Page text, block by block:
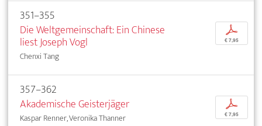
351–355
Die Weltgemeinschaft: Ein Chinese
liest Joseph Vogl
Chenxi Tang
p
€ 7,95
357–362
Akademische Geisterjäger
Kaspar Renner, Veronika Thanner
p
€ 7,95